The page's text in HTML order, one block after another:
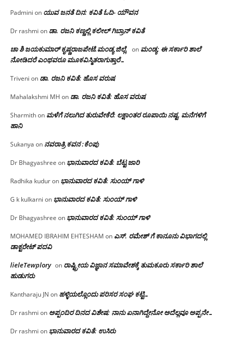
Padmini on ಯುವ ಜನತೆ ದಿನ: ಕವಿತೆ ಓದಿ- ಯೌವನ
Dr rashmi on ಡಾ. ರಜನಿ‌ ಕಣ್ಣಲ್ಲಿ ಕಲೀಲ್ ಗಿಬ್ರಾನ್ ಕವಿತೆ
ಚಾ ಶಿ ಜಯಕುಮಾರ್ ಕೃಷ್ಣರಾಜಪೇಟೆ.ಮಂಡ್ಯ ಜಿಲ್ಲೆ. on ಮಂಡ್ಯ: ಈ ಸರ್ಕಾರಿ ಶಾಲೆ
ನೋಡಿದರೆ ಎಂಥವರೂ ಮೂಕವಿಸ್ಮಿತರಾಗುತ್ತಾರೆ…
Triveni on ಡಾ. ರಜನಿ ಕವಿತೆ: ಹೊಸ ವರುಷ
Mahalakshmi MH on ಡಾ. ರಜನಿ ಕವಿತೆ: ಹೊಸ ವರುಷ
Sharmithon ಮಳೆಗೆ ನಲುಗಿದ ತುರುವೇಕೆರೆ: ಲಕ್ಷಾಂತರ ರೂಪಾಯಿ ನಷ್ಟ, ಮನೆಗಳಿಗೆ
ಹಾನಿ
Sukanya on ನವರಾತ್ರಿ ಕವನ :ಕೆಂಪು
Dr Bhagyashree on ಭಾನುವಾರದ ಕವಿತೆ: ಬೆಟ್ಟ ಜಾರಿ
Radhika kuduron ಭಾನುವಾರದ ಕವಿತೆ: ಸುಂಯ್ ಗಾಳಿ
G k kulkarni on ಭಾನುವಾರದ ಕವಿತೆ: ಸುಂಯ್ ಗಾಳಿ
Dr Bhagyashree on ಭಾನುವಾರದ ಕವಿತೆ: ಸುಂಯ್ ಗಾಳಿ
MOHAMED IBRAHIM EHTESHAM on ಎಸ್. ರಮೇಶ್ ಗೆ ಕಾನೂನು ವಿಭಾಗದಲ್ಲಿ
ಡಾಕ್ಟರೇಟ್ ಪದವಿ
lieleTewplory on ರಾಷ್ಟ್ರೀಯ ವಿಜ್ಞಾನ ಸಮಾವೇಶಕ್ಕೆ‌ ತುಮಕೂರು ಸರ್ಕಾರಿ ಶಾಲೆ
ಹುಡುಗರು
Kantharaju JN on ಹಳ್ಳಿಯಲ್ಲೊಂದು ಪರಿಸರ ಸಂಘ ಕಟ್ಟಿ…
Dr rashmi on ಅಪ್ಪಂದಿರ ದಿನದ ವಿಶೇಷ: ನಾನು ಏನಾಗಿದ್ದೇನೋ‌ ಅದೆಲ್ಲವೂ ಅಪ್ಪನೇ…
Dr rashmi on ಭಾನುವಾರದ ಕವಿತೆ: ಉಸಿರು